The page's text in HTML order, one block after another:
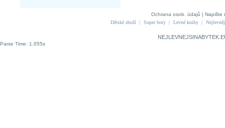
Ochrana osob. údajů | Napište
Dětské zboží | Super boty | Levné knihy |
Parse Time: 1.055s